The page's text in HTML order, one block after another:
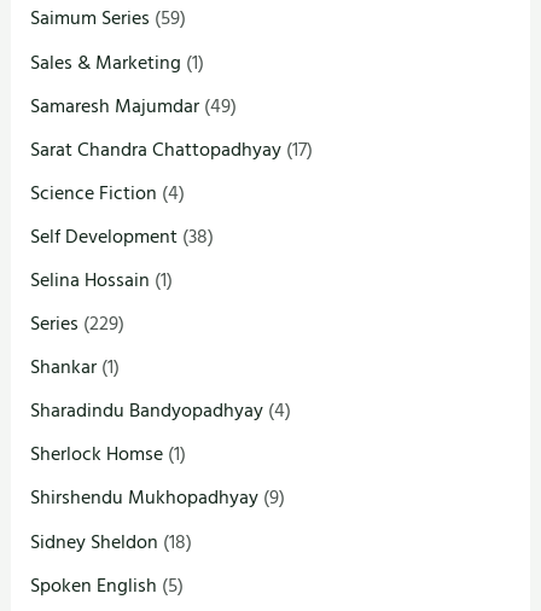
Saimum Series (59)
Sales & Marketing (1)
Samaresh Majumdar(49)
Sarat Chandra Chattopadhyay(17)
Science Fiction (4)
Self Development(38)
Selina Hossain (1)
Series (229)
Shankar(1)
Sharadindu Bandyopadhyay(4)
Sherlock Homse(1)
Shirshendu Mukhopadhyay(9)
Sidney Sheldon (18)
Spoken English (5)